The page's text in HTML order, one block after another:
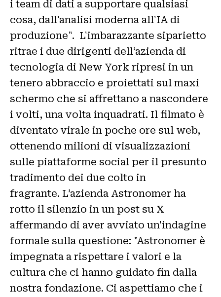
i team di dati a supportare qualsiasi
cosa, dall'analisi moderna all'IA di
produzione". L'imbarazzante siparietto
ritrae i due dirigenti dell’azienda di
tecnologia di New York ripresi in un
tenero abbraccio e proiettati sul maxi
schermo che si affrettano a nascondere
i volti, una volta inquadrati. Il filmato è
diventato virale in poche ore sul web,
ottenendo milioni di visualizzazioni
sulle piattaforme social per il presunto
tradimento dei due colto in
fragrante. L’azienda Astronomer ha
rotto il silenzio in un post su X
affermando di aver avviato un'indagine
formale sulla questione: "Astronomer è
impegnata a rispettare i valori e la
cultura che ci hanno guidato fin dalla
nostra fondazione. Ci aspettiamo che i